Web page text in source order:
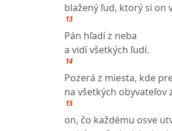
blažený ľud, ktorý si on
13
Pán hľadí z neba
a vidí všetkých ľudí.
14
Pozerá z miesta, kde
na všetkých obyvateľov
15
on, čo každému osve